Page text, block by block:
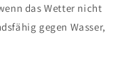
das Wetter nicht
gegen Wasser,